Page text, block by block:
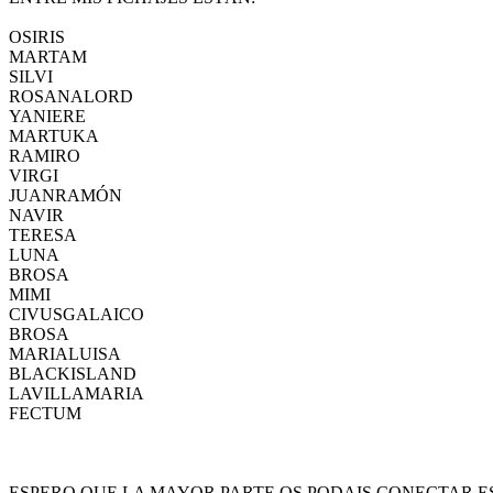
OSIRIS
MARTAM
SILVI
ROSANALORD
YANIERE
MARTUKA
RAMIRO
VIRGI
JUANRAMÓN
NAVIR
TERESA
LUNA
BROSA
MIMI
CIVUSGALAICO
BROSA
MARIALUISA
BLACKISLAND
LAVILLAMARIA
FECTUM